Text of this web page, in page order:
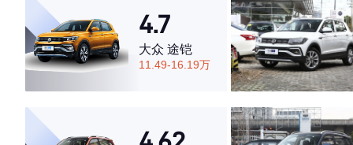
·外观表现一般，低于73%同级车
·内饰表现一般，低于82%同级车
·空间表现一般，低于77%同级车
4.7
大众 途铠
11.49-16.19万